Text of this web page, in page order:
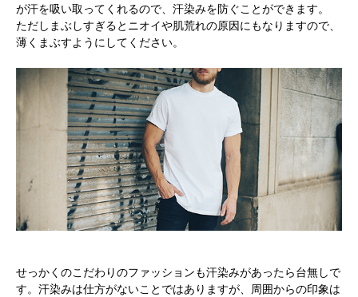
が汗を吸い取ってくれるので、汗染みを防ぐことができます。
ただしまぶしすぎるとニオイや肌荒れの原因にもなりますので、
薄くまぶすようにしてください。
せっかくのこだわりのファッションも汗染みがあったら台無しで
す。汗染みは仕方がないことではありますが、周囲からの印象は